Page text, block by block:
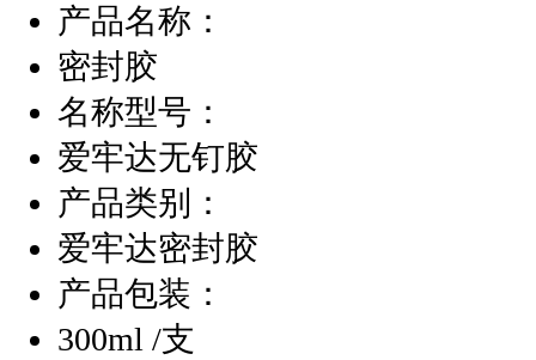
产品名称：
密封胶
名称型号：
爱牢达无钉胶
产品类别：
爱牢达密封胶
产品包装：
300ml /支